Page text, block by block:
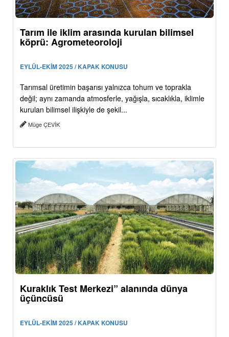
Tarım ile iklim arasında kurulan bilimsel
köprü: Agrometeoroloji
EYLÜL-EKİM 2025 / KAPAK KONUSU
Tarımsal üretimin başarısı yalnızca tohum ve toprakla
değil; aynı zamanda atmosferle, yağışla, sıcaklıkla, iklimle
kurulan bilimsel ilişkiyle de şekil...
Müge ÇEVİK
Kuraklık Test Merkezi” alanında dünya
üçüncüsü
EYLÜL-EKİM 2025 / KAPAK KONUSU